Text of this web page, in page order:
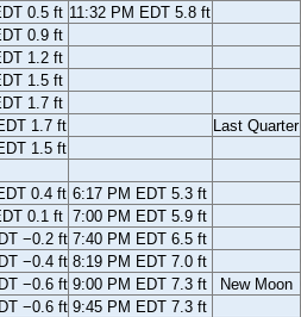
0.5 ft 11:32 PM EDT 5.8 ft
0.9 ft
1.2 ft
1.5 ft
1.7 ft
1.7 ft Last Quarter
1.5 ft
0.4 ft 6:17 PM EDT 5.3 ft
0.1 ft 7:00 PM EDT 5.9 ft
−0.2 ft 7:40 PM EDT 6.5 ft
−0.4 ft 8:19 PM EDT 7.0 ft
−0.6 ft 9:00 PM EDT 7.3 ft New Moon
−0.6 ft 9:45 PM EDT 7.3 ft